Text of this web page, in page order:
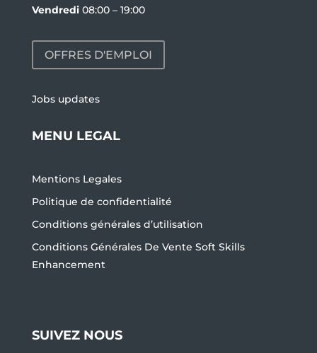
Vendredi08:00 – 19:00
OFFRES D'EMPLOI
Jobs updates
MENU LEGAL
Mentions Legales
Politique de confidentialité
Conditions générales d’utilisation
Conditions Générales De Vente Soft Skills
Enhancement
SUIVEZ NOUS